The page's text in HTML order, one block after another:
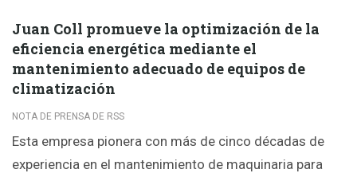
Juan Coll promueve la optimización de la
eficiencia energética mediante el
mantenimiento adecuado de equipos de
climatización
NOTA DE PRENSA DE RSS
Esta empresa pionera con más de cinco décadas de
experiencia en el mantenimiento de maquinaria para